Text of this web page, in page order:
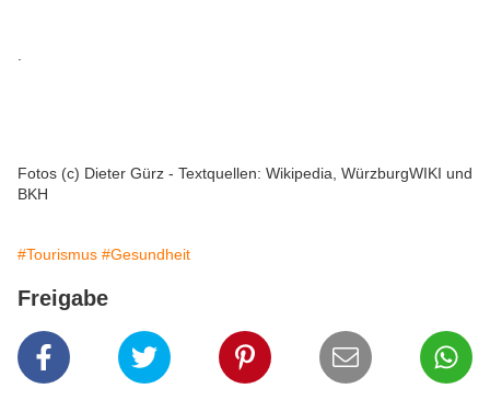
Fotos (c) Dieter Gürz - Textquellen: Wikipedia, WürzburgWIKI und
BKH
#Tourismus #Gesundheit
Freigabe